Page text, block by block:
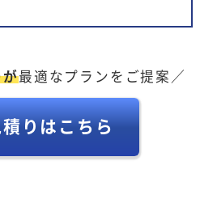
が最適なプランをご提案／
りはこちら